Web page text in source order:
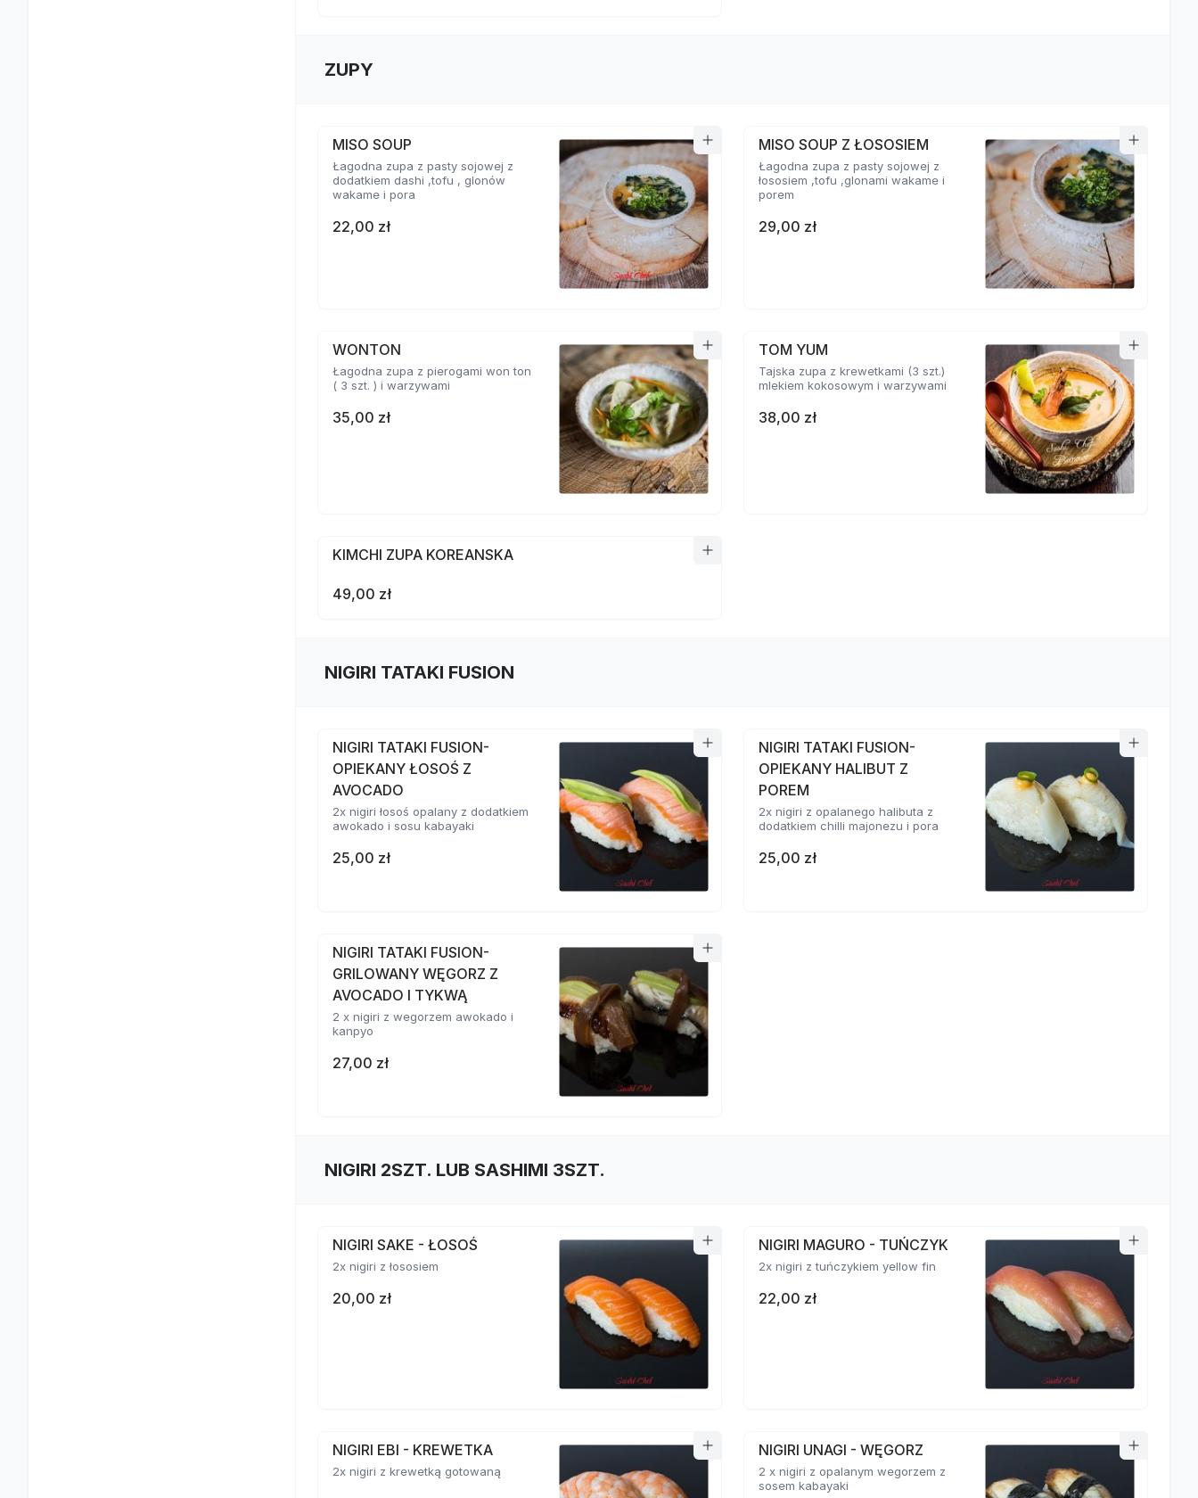
ZUPY
MISO SOUP
Łagodna zupa z pasty sojowej z
dodatkiem dashi ,tofu , glonów
wakame i pora
22,00 zł
MISO SOUP Z ŁOSOSIEM
Łagodna zupa z pasty sojowej z
łososiem ,tofu ,glonami wakame i
porem
29,00 zł
WONTON
Łagodna zupa z pierogami won ton
( 3 szt. ) i warzywami
35,00 zł
TOM YUM
Tajska zupa z krewetkami (3 szt.)
mlekiem kokosowym i warzywami
38,00 zł
KIMCHI ZUPA KOREANSKA
49,00 zł
NIGIRI TATAKI FUSION
NIGIRI TATAKI FUSION-
OPIEKANY ŁOSOŚ Z
AVOCADO
2x nigiri łosoś opalany z dodatkiem
awokado i sosu kabayaki
25,00 zł
NIGIRI TATAKI FUSION-
OPIEKANY HALIBUT Z
POREM
2x nigiri z opalanego halibuta z
dodatkiem chilli majonezu i pora
25,00 zł
NIGIRI TATAKI FUSION-
GRILOWANY WĘGORZ Z
AVOCADO I TYKWĄ
2 x nigiri z wegorzem awokado i
kanpyo
27,00 zł
NIGIRI 2SZT. LUB SASHIMI 3SZT.
NIGIRI SAKE - ŁOSOŚ
2x nigiri z łososiem
20,00 zł
NIGIRI MAGURO - TUŃCZYK
2x nigiri z tuńczykiem yellow fin
22,00 zł
NIGIRI EBI - KREWETKA
2x nigiri z krewetką gotowaną
NIGIRI UNAGI - WĘGORZ
2 x nigiri z opalanym wegorzem z
sosem kabayaki